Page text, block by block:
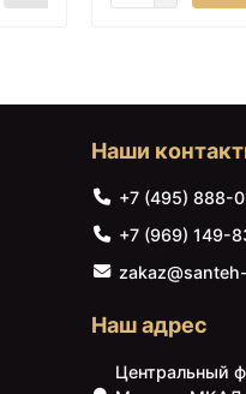
1990 ₽
Optima Home
OPHG000i88
Наши
+7 (495) 888-
+7 (969) 149-
Наш адрес
Центральный